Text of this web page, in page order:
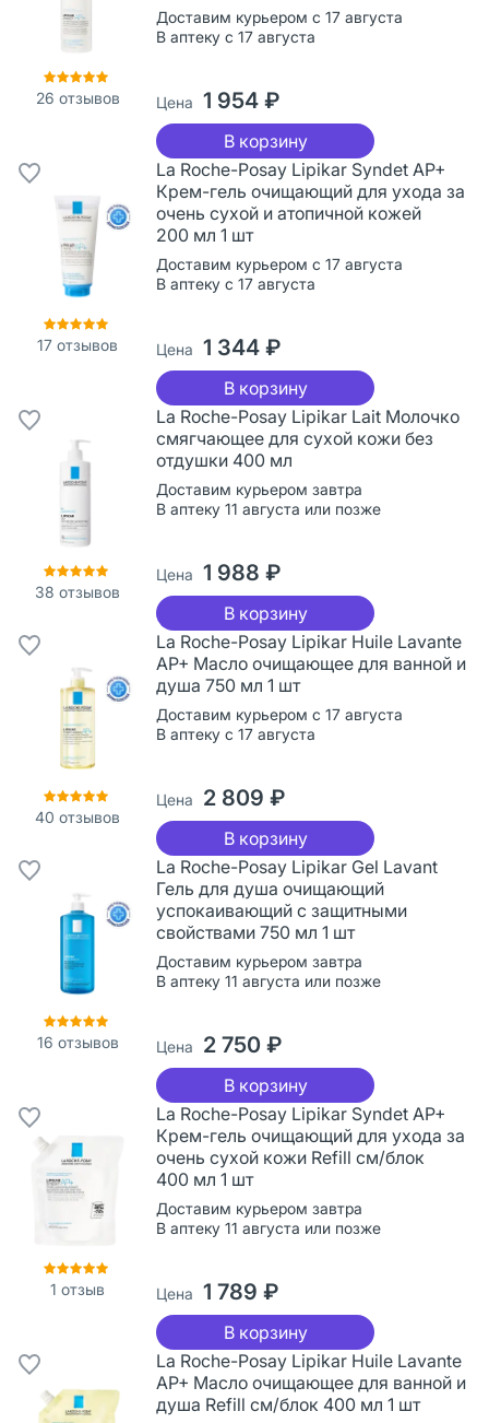
26 отзывов
Доставим курьером с 17 августа
В аптеку с 17 августа
Цена 1 954 ₽
В корзину
17 отзывов
La Roche-Posay Lipikar Syndet AP+
Крем-гель очищающий для ухода за
очень сухой и атопичной кожей
200 мл 1 шт
Доставим курьером с 17 августа
В аптеку с 17 августа
Цена 1 344 ₽
В корзину
38 отзывов
La Roche-Posay Lipikar Lait Молочко
смягчающее для сухой кожи без
отдушки 400 мл
Доставим курьером завтра
В аптеку 11 августа или позже
Цена 1 988 ₽
В корзину
40 отзывов
La Roche-Posay Lipikar Huile Lavante
AP+ Масло очищающее для ванной и
душа 750 мл 1 шт
Доставим курьером с 17 августа
В аптеку с 17 августа
Цена 2 809 ₽
В корзину
16 отзывов
La Roche-Posay Lipikar Gel Lavant
Гель для душа очищающий
успокаивающий с защитными
свойствами 750 мл 1 шт
Доставим курьером завтра
В аптеку 11 августа или позже
Цена 2 750 ₽
В корзину
1 отзыв
La Roche-Posay Lipikar Syndet AP+
Крем-гель очищающий для ухода за
очень сухой кожи Refill см/блок
400 мл 1 шт
Доставим курьером завтра
В аптеку 11 августа или позже
Цена 1 789 ₽
В корзину
La Roche-Posay Lipikar Huile Lavante
AP+ Масло очищающее для ванной и
душа Refill см/блок 400 мл 1 шт